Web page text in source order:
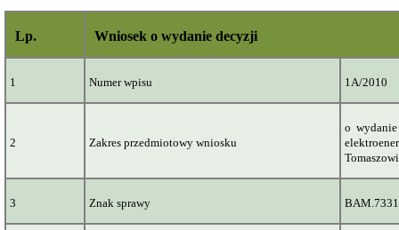
Lp. Wniosek o wydanie decyzji
1 Numer wpisu 1A/2010
2 Zakres przedmiotowy wniosku
o
3 Znak sprawy